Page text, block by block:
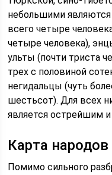
небольшими
всего четыре
четыре человека),
ульты (почти триста
трех с половиной
негидальцы (чуть
шестьсот). Для всех
является острейшим
Карта
Помимо сильного